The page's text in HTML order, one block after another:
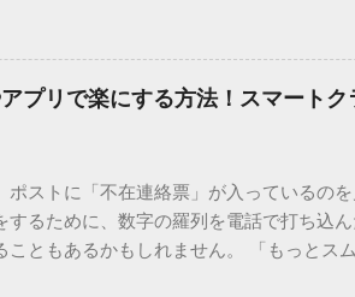
や外字、特殊記号を呼び出す「文字コー
しい漢字の入力で手を止める必要はあ
ぜ普通の変換で出てこない漢字があるの
のパソコンで一般的に使われる漢字は、
されています。しかし、人名や地名に使
コード」といった 文字コード です。
ます。変換候補に出ない文字でも、こ
標準機能！文字コードで漢字を出
プリで楽にする方法！スマートク
ストに「不在連絡票」が入っているの
るために、数字の羅列を電話で打ち込
ともあるかもしれません。 「もっとス